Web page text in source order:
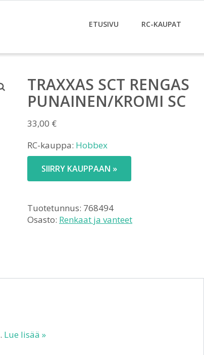
ETUSIVU RC-KAUPAT
TRAXXAS SCT RENGAS
PUNAINEN/KROMI SC
33,00 €
RC-kauppa: Hobbex
SIIRRY KAUPPAAN »
Tuotetunnus: 768494
Osasto: Renkaat ja vanteet
Lue lisää »